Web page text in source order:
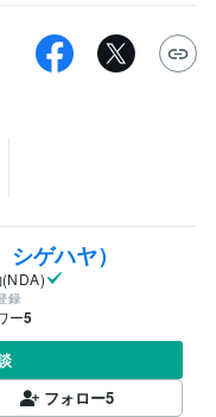
ゲハヤ）
録
ー5
フォロー5